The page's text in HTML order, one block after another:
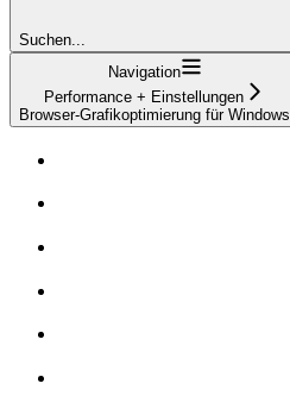
Suchen...
Navigation
Performance + Einstellungen
Browser-Grafikoptimierung für Windows